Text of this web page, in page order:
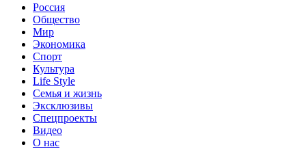
Россия
Общество
Мир
Экономика
Спорт
Культура
Life Style
Семья и жизнь
Эксклюзивы
Спецпроекты
Видео
О нас